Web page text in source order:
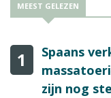
MEEST GELEZEN
1
Spaans
zijn nog